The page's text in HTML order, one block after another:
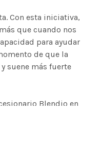
Con esta iniciativa,
que cuando nos
para ayudar
de que la
suene más fuerte
Blendio en